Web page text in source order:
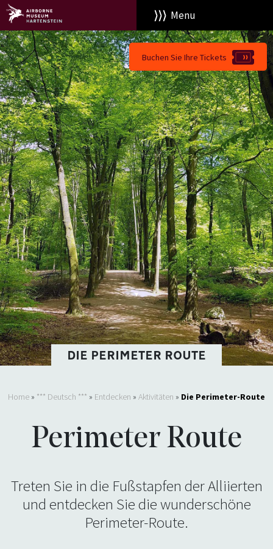
Menu
Buchen Sie Ihre Tickets
DIE PERIMETER ROUTE
Home » *** Deutsch *** » Entdecken » Aktivitäten » Die Perimeter-Route
Perimeter Route
Treten Sie in die Fußstapfen der Alliierten
und entdecken Sie die wunderschöne
Perimeter-Route.